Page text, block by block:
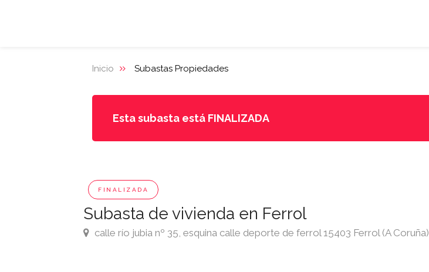
Inicio Subastas Propiedades
Esta subasta está FINALIZADA
FINALIZADA
Subasta de vivienda en Ferrol
calle río jubia nº 35, esquina calle deporte de ferrol 15403 Ferrol (A Coruña)